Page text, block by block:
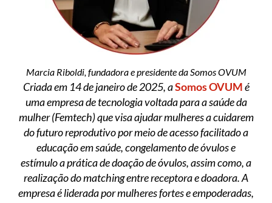
Marcia Riboldi, fundadora e presidente da Somos OVUM
Criada em 14 de janeiro de 2025, aSomos OVUMé
uma empresa de tecnologia voltada para a saúde da
mulher (Femtech) que visa ajudar mulheres a cuidarem
do futuro reprodutivo por meio de acesso facilitado a
educação em saúde, congelamento de óvulos e
estímulo a prática de doação de óvulos, assim como, a
realização do matching entre receptora e doadora. A
empresa é liderada por mulheres fortes e empoderadas,